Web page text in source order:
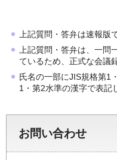
上記質問・答弁は速報版
上記質問・答弁は、一問
ているため、正式な会議
氏名の一部にJIS規格第1
1・第2水準の漢字で表記
お問い合わせ